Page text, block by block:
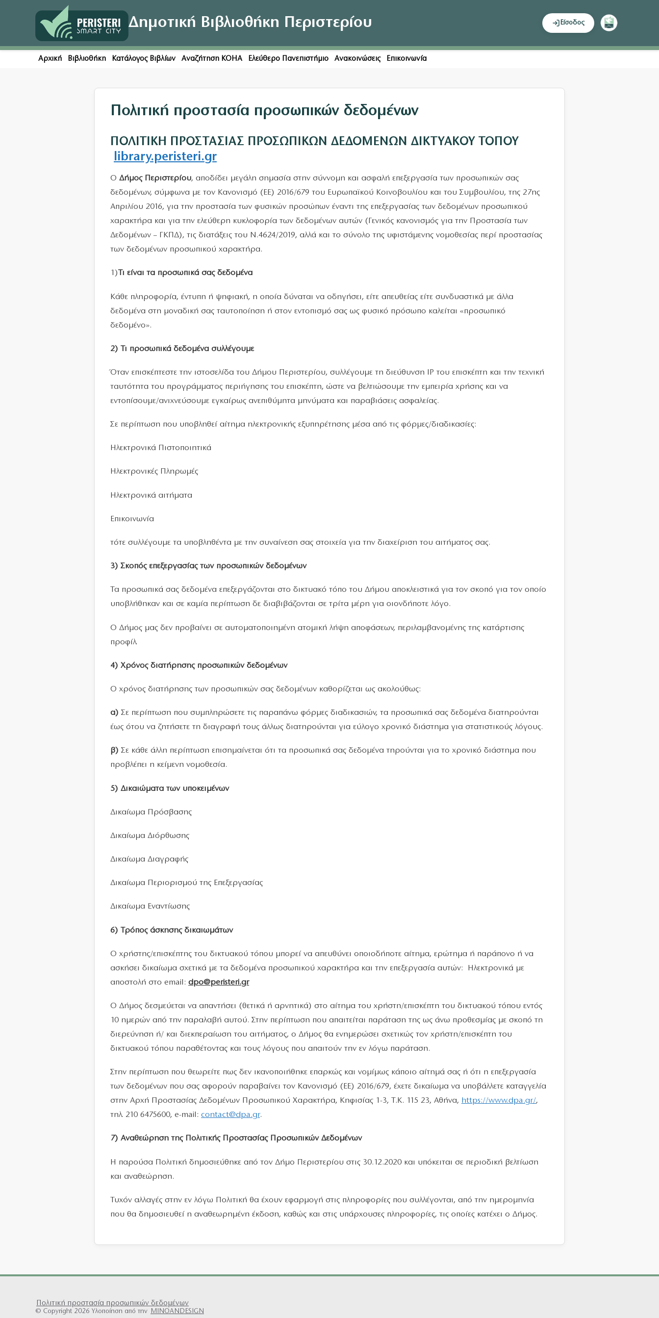
Δημοτική Βιβλιοθήκη Περιστερίου Είσοδος
Αρχική Βιβλιοθήκη Κατάλογος Βιβλίων Αναζήτηση KOHA Ελεύθερο Πανεπιστήμιο Ανακοινώσεις Επικοινωνία
Πολιτική προστασία προσωπικών δεδομένων
ΠΟΛΙΤΙΚΗ ΠΡΟΣΤΑΣΙΑΣ ΠΡΟΣΩΠΙΚΩΝ ΔΕΔΟΜΕΝΩΝ ΔΙΚΤΥΑΚΟΥ ΤΟΠΟΥ
library.peristeri.gr
Ο Δήμος Περιστερίου, αποδίδει μεγάλη σημασία στην σύννομη και ασφαλή επεξεργασία των προσωπικών σας
δεδομένων, σύμφωνα με τον Κανονισμό (ΕΕ) 2016/679 του Ευρωπαϊκού Κοινοβουλίου και του Συμβουλίου, της 27ης
Απριλίου 2016, για την προστασία των φυσικών προσώπων έναντι της επεξεργασίας των δεδομένων προσωπικού
χαρακτήρα και για την ελεύθερη κυκλοφορία των δεδομένων αυτών (Γενικός κανονισμός για την Προστασία των
Δεδομένων – ΓΚΠΔ), τις διατάξεις του Ν.4624/2019, αλλά και το σύνολο της υφιστάμενης νομοθεσίας περί προστασίας
των δεδομένων προσωπικού χαρακτήρα.
1)Τι είναι τα προσωπικά σας δεδομένα
Κάθε πληροφορία, έντυπη ή ψηφιακή, η οποία δύναται να οδηγήσει, είτε απευθείας είτε συνδυαστικά με άλλα
δεδομένα στη μοναδική σας ταυτοποίηση ή στον εντοπισμό σας ως φυσικό πρόσωπο καλείται «προσωπικό
δεδομένο».
2) Τι προσωπικά δεδομένα συλλέγουμε
Όταν επισκέπτεστε την ιστοσελίδα του Δήμου Περιστερίου, συλλέγουμε τη διεύθυνση IP του επισκέπτη και την τεχνική
ταυτότητα του προγράμματος περιήγησης του επισκέπτη, ώστε να βελτιώσουμε την εμπειρία χρήσης και να
εντοπίσουμε/ανιχνεύσουμε εγκαίρως ανεπιθύμητα μηνύματα και παραβιάσεις ασφαλείας.
Σε περίπτωση που υποβληθεί αίτημα ηλεκτρονικής εξυπηρέτησης μέσα από τις φόρμες/διαδικασίες:
Ηλεκτρονικά Πιστοποιητικά
Ηλεκτρονικές Πληρωμές
Ηλεκτρονικά αιτήματα
Επικοινωνία
τότε συλλέγουμε τα υποβληθέντα με την συναίνεση σας στοιχεία για την διαχείριση του αιτήματος σας.
3) Σκοπός επεξεργασίας των προσωπικών δεδομένων
Τα προσωπικά σας δεδομένα επεξεργάζονται στο δικτυακό τόπο του Δήμου αποκλειστικά για τον σκοπό για τον οποίο
υποβλήθηκαν και σε καμία περίπτωση δε διαβιβάζονται σε τρίτα μέρη για οιονδήποτε λόγο.
Ο Δήμος μας δεν προβαίνει σε αυτοματοποιημένη ατομική λήψη αποφάσεων, περιλαμβανομένης της κατάρτισης
προφίλ.
4) Χρόνος διατήρησης προσωπικών δεδομένων
Ο χρόνος διατήρησης των προσωπικών σας δεδομένων καθορίζεται ως ακολούθως:
α) Σε περίπτωση που συμπληρώσετε τις παραπάνω φόρμες διαδικασιών, τα προσωπικά σας δεδομένα διατηρούνται
έως ότου να ζητήσετε τη διαγραφή τους άλλως διατηρούνται για εύλογο χρονικό διάστημα για στατιστικούς λόγους.
β) Σε κάθε άλλη περίπτωση επισημαίνεται ότι τα προσωπικά σας δεδομένα τηρούνται για το χρονικό διάστημα που
προβλέπει η κείμενη νομοθεσία.
5) Δικαιώματα των υποκειμένων
Δικαίωμα Πρόσβασης
Δικαίωμα Διόρθωσης
Δικαίωμα Διαγραφής
Δικαίωμα Περιορισμού της Επεξεργασίας
Δικαίωμα Εναντίωσης
6) Τρόπος άσκησης δικαιωμάτων
Ο χρήστης/επισκέπτης του δικτυακού τόπου μπορεί να απευθύνει οποιοδήποτε αίτημα, ερώτημα ή παράπονο ή να
ασκήσει δικαίωμα σχετικά με τα δεδομένα προσωπικού χαρακτήρα και την επεξεργασία αυτών: Ηλεκτρονικά με
αποστολή στο email: dpo@peristeri.gr
Ο Δήμος δεσμεύεται να απαντήσει (θετικά ή αρνητικά) στο αίτημα του χρήστη/επισκέπτη του δικτυακού τόπου εντός
10 ημερών από την παραλαβή αυτού. Στην περίπτωση που απαιτείται παράταση της ως άνω προθεσμίας με σκοπό τη
διερεύνηση ή/ και διεκπεραίωση του αιτήματος, ο Δήμος θα ενημερώσει σχετικώς τον χρήστη/επισκέπτη του
δικτυακού τόπου παραθέτοντας και τους λόγους που απαιτούν την εν λόγω παράταση.
Στην περίπτωση που θεωρείτε πως δεν ικανοποιήθηκε επαρκώς και νομίμως κάποιο αίτημά σας ή ότι η επεξεργασία
των δεδομένων που σας αφορούν παραβαίνει τον Κανονισμό (ΕΕ) 2016/679, έχετε δικαίωμα να υποβάλλετε καταγγελία
στην Αρχή Προστασίας Δεδομένων Προσωπικού Χαρακτήρα, Κηφισίας 1-3, Τ.Κ. 115 23, Αθήνα, https://www.dpa.gr/,
τηλ. 210 6475600, e-mail: contact@dpa.gr.
7) Αναθεώρηση της Πολιτικής Προστασίας Προσωπικών Δεδομένων
Η παρούσα Πολιτική δημοσιεύθηκε από τον Δήμο Περιστερίου στις 30.12.2020 και υπόκειται σε περιοδική βελτίωση
και αναθεώρηση.
Τυχόν αλλαγές στην εν λόγω Πολιτική θα έχουν εφαρμογή στις πληροφορίες που συλλέγονται, από την ημερομηνία
που θα δημοσιευθεί η αναθεωρημένη έκδοση, καθώς και στις υπάρχουσες πληροφορίες, τις οποίες κατέχει ο Δήμος.